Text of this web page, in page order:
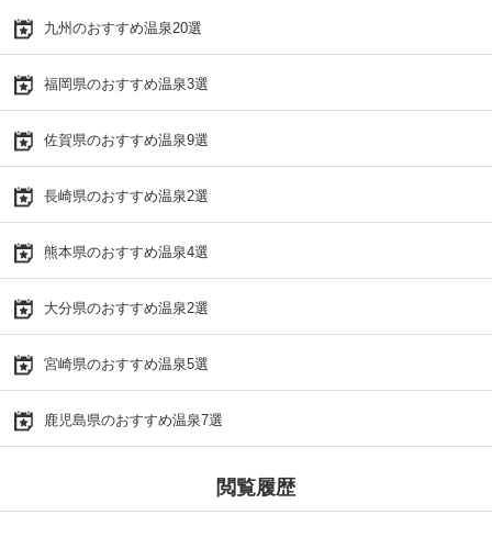
九州のおすすめ温泉20選
福岡県のおすすめ温泉3選
佐賀県のおすすめ温泉9選
長崎県のおすすめ温泉2選
熊本県のおすすめ温泉4選
大分県のおすすめ温泉2選
宮崎県のおすすめ温泉5選
鹿児島県のおすすめ温泉7選
閲覧履歴